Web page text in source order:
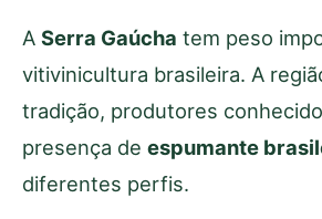
A Serra Gaúcha tem peso
vitivinicultura brasileira. A
tradição, produtores
presença de espumante
diferentes perfis.